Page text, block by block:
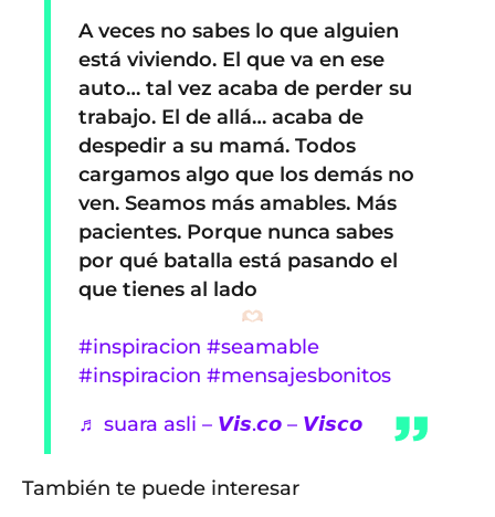
A veces no sabes lo que alguien
está viviendo. El que va en ese
auto… tal vez acaba de perder su
trabajo. El de allá… acaba de
despedir a su mamá. Todos
cargamos algo que los demás no
ven. Seamos más amables. Más
pacientes. Porque nunca sabes
por qué batalla está pasando el
que tienes al lado
#inspiracion #seamable
#inspiracion #mensajesbonitos
♬ suara asli – 𝙑𝙞𝙨.𝙘𝙤 – 𝙑𝙞𝙨𝙘𝙤
También te puede interesar